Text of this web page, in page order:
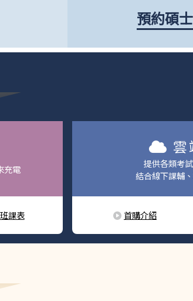
預約碩
充電
課表
雲
提供各類考
結合線下課輔
首購介紹